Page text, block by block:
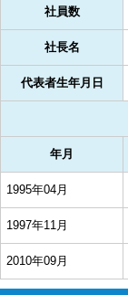
社員数
社長名
代表者生年月日
年月
1995年04月
1997年11月
2010年09月